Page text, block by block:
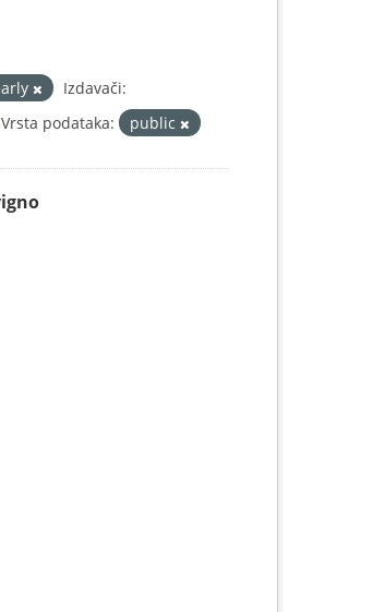
Izdavači:
Vrsta podataka: public